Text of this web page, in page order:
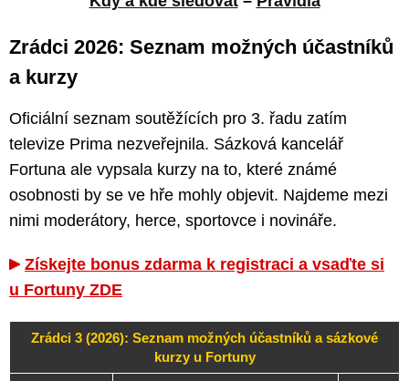
Zrádci 2026: Seznam možných účastníků
a kurzy
Oficiální seznam soutěžících pro 3. řadu zatím
televize Prima nezveřejnila. Sázková kancelář
Fortuna ale vypsala kurzy na to, které známé
osobnosti by se ve hře mohly objevit. Najdeme mezi
nimi moderátory, herce, sportovce i novináře.
Získejte bonus zdarma k registraci a vsaďte si
u Fortuny ZDE
Zrádci 3 (2026): Seznam možných účastníků a sázkové
kurzy u Fortuny